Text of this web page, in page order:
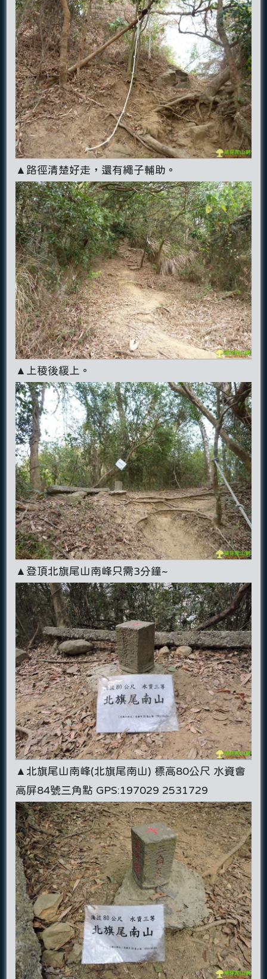
▲路徑清楚好走，還有繩子輔助。
▲上稜後緩上。
▲登頂北旗尾山南峰只需3分鐘~
▲北旗尾山南峰(北旗尾南山) 標高80公尺 水資會
高屏84號三角點 GPS:197029 2531729